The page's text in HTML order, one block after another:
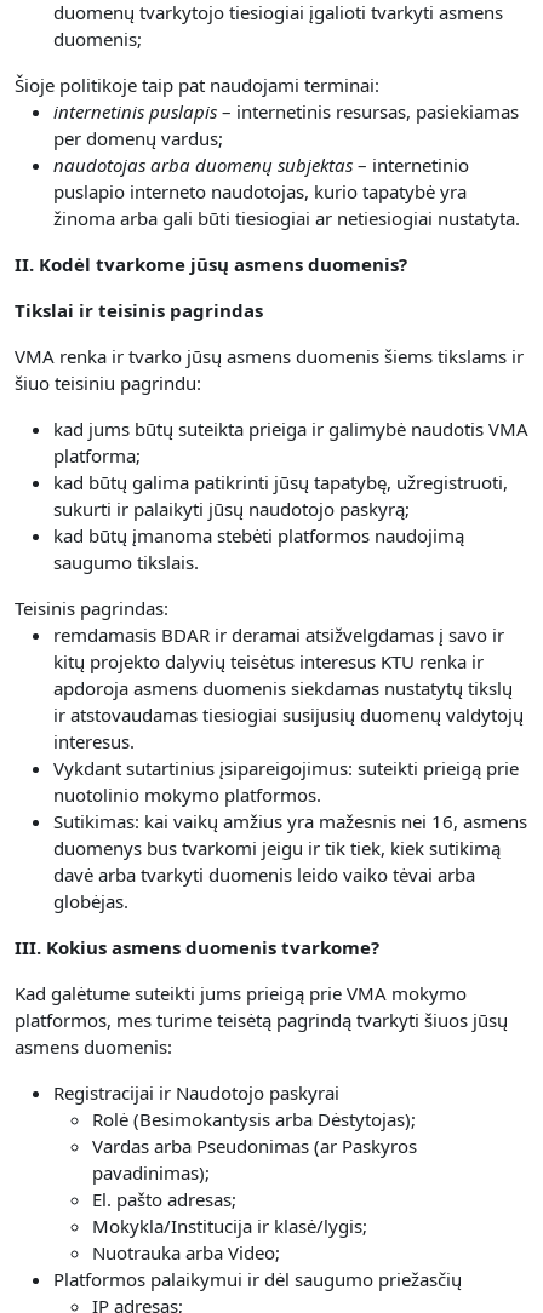
duomenų tvarkytojo tiesiogiai įgalioti tvarkyti asmens
duomenis;
Šioje politikoje taip pat naudojami terminai:
internetinis puslapis – internetinis resursas, pasiekiamas
per domenų vardus;
naudotojas arba duomenų subjektas – internetinio
puslapio interneto naudotojas, kurio tapatybė yra
žinoma arba gali būti tiesiogiai ar netiesiogiai nustatyta.
II. Kodėl tvarkome jūsų asmens duomenis?
Tikslai ir teisinis pagrindas
VMA renka ir tvarko jūsų asmens duomenis šiems tikslams ir
šiuo teisiniu pagrindu:
kad jums būtų suteikta prieiga ir galimybė naudotis VMA
platforma;
kad būtų galima patikrinti jūsų tapatybę, užregistruoti,
sukurti ir palaikyti jūsų naudotojo paskyrą;
kad būtų įmanoma stebėti platformos naudojimą
saugumo tikslais.
Teisinis pagrindas:
remdamasis BDAR ir deramai atsižvelgdamas į savo ir
kitų projekto dalyvių teisėtus interesus KTU renka ir
apdoroja asmens duomenis siekdamas nustatytų tikslų
ir atstovaudamas tiesiogiai susijusių duomenų valdytojų
interesus.
Vykdant sutartinius įsipareigojimus: suteikti prieigą prie
nuotolinio mokymo platformos.
Sutikimas: kai vaikų amžius yra mažesnis nei 16, asmens
duomenys bus tvarkomi jeigu ir tik tiek, kiek sutikimą
davė arba tvarkyti duomenis leido vaiko tėvai arba
globėjas.
III. Kokius asmens duomenis tvarkome?
Kad galėtume suteikti jums prieigą prie VMA mokymo
platformos, mes turime teisėtą pagrindą tvarkyti šiuos jūsų
asmens duomenis:
Registracijai ir Naudotojo paskyrai
Rolė (Besimokantysis arba Dėstytojas);
Vardas arba Pseudonimas (ar Paskyros
pavadinimas);
El. pašto adresas;
Mokykla/Institucija ir klasė/lygis;
Nuotrauka arba Video;
Platformos palaikymui ir dėl saugumo priežasčių
IP adresas;